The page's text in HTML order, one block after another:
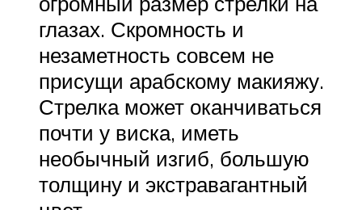
глазах. Скромность и
незаметность совсем не
присущи арабскому макияжу.
Стрелка может оканчиваться
почти у виска, иметь
необычный изгиб, большую
толщину и экстравагантный